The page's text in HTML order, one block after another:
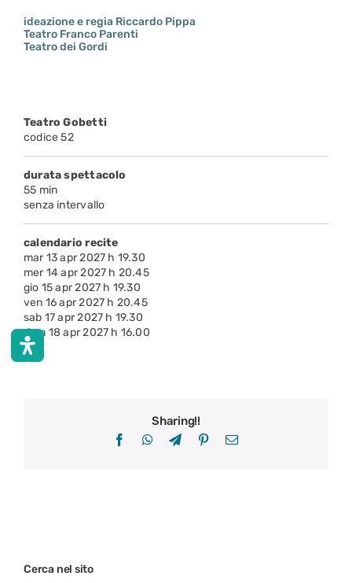
ideazione e regia Riccardo Pippa
Teatro Franco Parenti
Teatro dei Gordi
Teatro Gobetti
codice 52
durata spettacolo
55 min
senza intervallo
calendario recite
mar 13 apr 2027 h 19.30
mer 14 apr 2027 h 20.45
gio 15 apr 2027 h 19.30
ven 16 apr 2027 h 20.45
sab 17 apr 2027 h 19.30
dom 18 apr 2027 h 16.00
Sharing!!
FacebookWhatsApp
TelegramPinterestEmail
Cerca nel sito